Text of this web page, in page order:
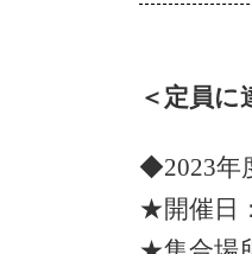
＜定員
◆2023年
★開催日